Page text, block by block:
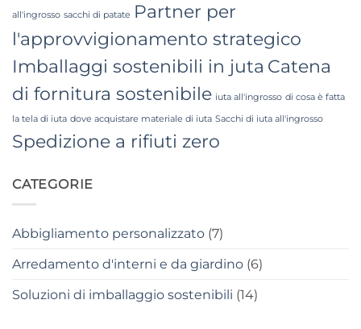
all'ingrosso sacchi di patate Partner per
l'approvvigionamento strategico
Imballaggi sostenibili in juta Catena
di fornitura sostenibile iuta all'ingrosso di cosa è fatta
la tela di iuta dove acquistare materiale di iuta Sacchi di iuta all'ingrosso
Spedizione a rifiuti zero
CATEGORIE
Abbigliamento personalizzato (7)
Arredamento d'interni e da giardino (6)
Soluzioni di imballaggio sostenibili (14)